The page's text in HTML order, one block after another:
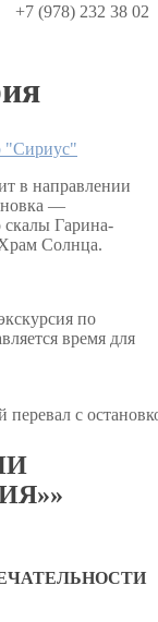
+7 (978) 232 38 02
"Сириус"
в направлении
—
скалы Гарина-
Солнца.
по
время для
перевал с